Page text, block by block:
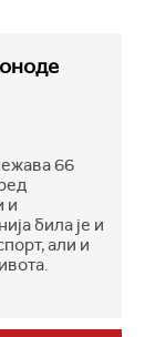
66
и
била је и
али и